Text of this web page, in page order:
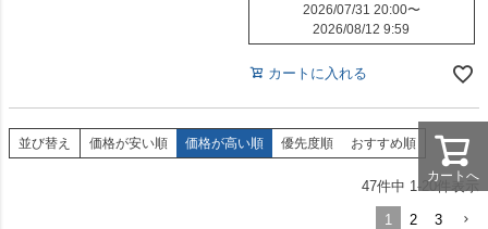
2026/07/31 20:00〜
2026/08/12 9:59
カートに入れる
並び替え 価格が安い順 価格が高い順 優先度順 おすすめ順
47件中 1 - 20件表示
1 2 3
カートへ